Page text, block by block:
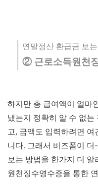
연말정산 환급금 보는
② 근로소득원천
하지만 총 급여액이 얼마
냈는지 정확히 알 수 없는
고, 금액도 입력하려면
니다. 그래서 비즈폼이
보는 방법을 한가지 더
원천징수영수증을 통한